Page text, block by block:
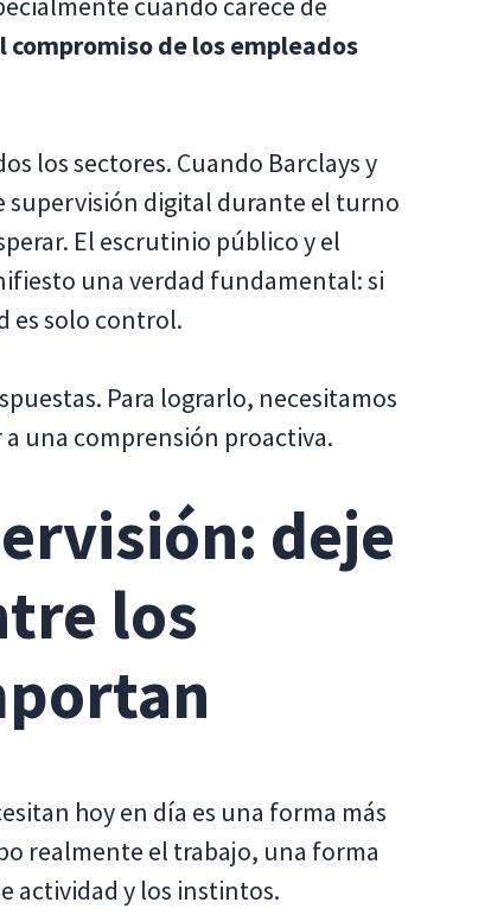
compromiso de los empleados
los sectores. Cuando Barclays y
supervisión digital durante el turno
El escrutinio público y el
una verdad fundamental: si
es solo control.
Para lograrlo, necesitamos
una comprensión proactiva.
deje
los
hoy en día es una forma más
realmente el trabajo, una forma
actividad y los instintos.